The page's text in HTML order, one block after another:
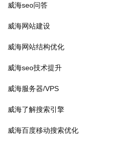
威海seo问答
威海网站建设
威海网站结构优化
威海seo技术提升
威海服务器/VPS
威海了解搜索引擎
威海百度移动搜索优化